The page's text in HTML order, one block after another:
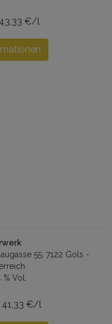
€/l
55, 7122 Gols -
Vol.
41,33 €/l